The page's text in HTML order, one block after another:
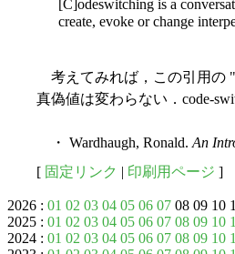
[C]odeswitching is a
create, evoke or change
考えてみれば，この引用の
真偽値は変わらない．code-
・ Wardhaugh, Ronald. An
[ 固定リンク | 印刷用ページ ]
2026 : 01 02 03 04 05 06 07 08 09 10
2025 : 01 02 03 04 05 06 07 08 09 10
2024 : 01 02 03 04 05 06 07 08 09 10